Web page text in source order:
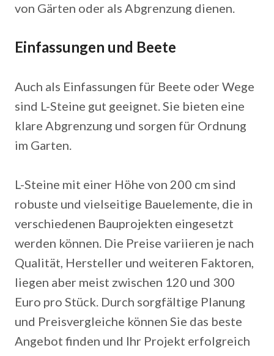
von Gärten oder als Abgrenzung dienen.
Einfassungen und Beete
Auch als Einfassungen für Beete oder Wege
sind L-Steine gut geeignet. Sie bieten eine
klare Abgrenzung und sorgen für Ordnung
im Garten.
L-Steine mit einer Höhe von 200 cm sind
robuste und vielseitige Bauelemente, die in
verschiedenen Bauprojekten eingesetzt
werden können. Die Preise variieren je nach
Qualität, Hersteller und weiteren Faktoren,
liegen aber meist zwischen 120 und 300
Euro pro Stück. Durch sorgfältige Planung
und Preisvergleiche können Sie das beste
Angebot finden und Ihr Projekt erfolgreich